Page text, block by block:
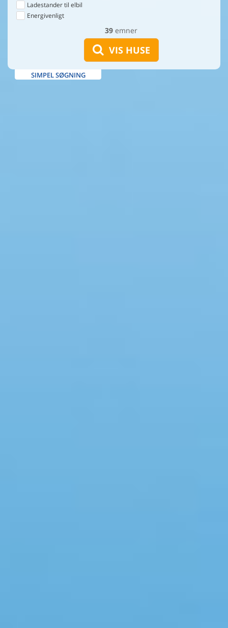
39 emner
VIS HUSE
Ladestander til elbil
Energivenligt
SIMPEL SØGNING